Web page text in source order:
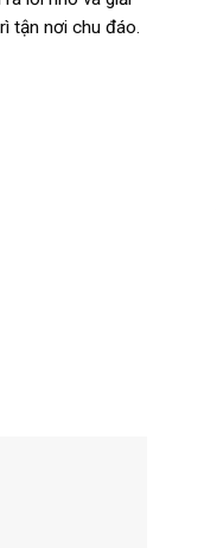
tận nơi chu đáo.